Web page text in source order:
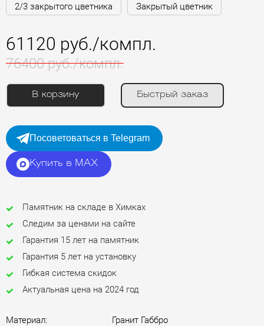
2/3 закрытого цветника Закрытый цветник
61120 руб./компл.
76400 руб./компл.
В корзину Быстрый заказ
Посоветоваться в Telegram
Купить в MAX
Памятник на складе в Химках
Следим за ценами на сайте
Гарантия 15 лет на памятник
Гарантия 5 лет на установку
Гибкая система скидок
Актуальная цена на 2024 год
Материал:
Гранит Габбро